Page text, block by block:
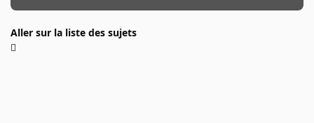
Aller sur la liste des sujets